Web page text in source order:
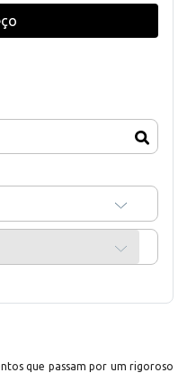
que passam por um rigoroso